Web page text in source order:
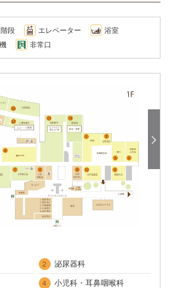
階段 エレベーター
浴室
非常口
2 泌尿器科
4 小児科・耳鼻咽喉科